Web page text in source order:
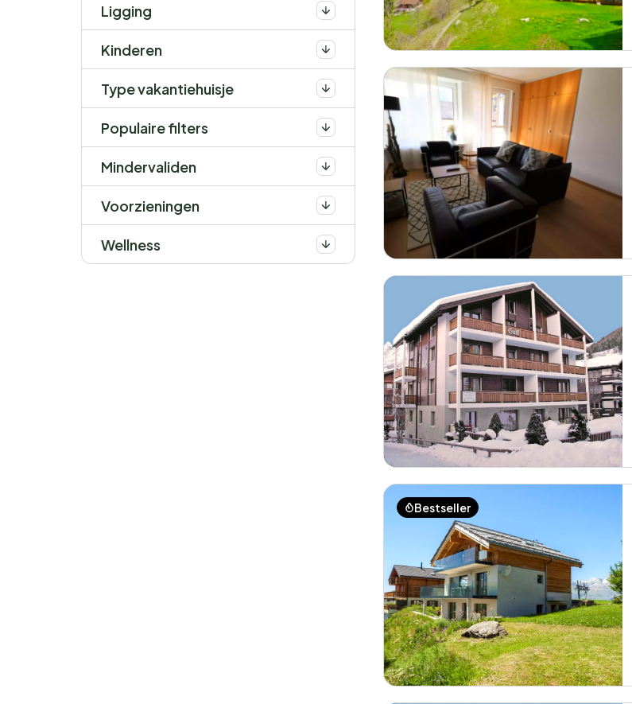
Ligging
Kinderen
Type vakantiehuisje
Populaire filters
Mindervaliden
Voorzieningen
Wellness
Bestseller